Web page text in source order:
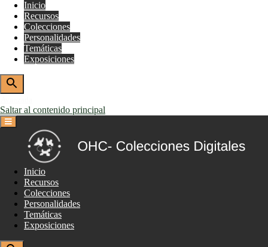
Inicio
Recursos
Colecciones
Personalidades
Temáticas
Exposiciones
Saltar al contenido principal
Inicio
Recursos
Colecciones
Personalidades
Temáticas
Exposiciones